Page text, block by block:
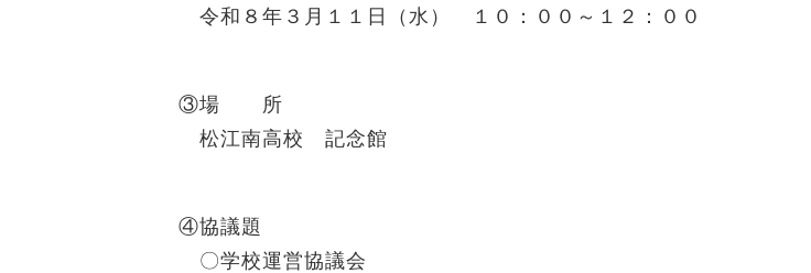
令和８年３月１１日（水） １０：００～１２：００
③場 所
松江南高校 記念館
④協議題
〇学校運営協議会